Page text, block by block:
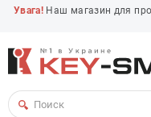
Увага! Наш магазин для